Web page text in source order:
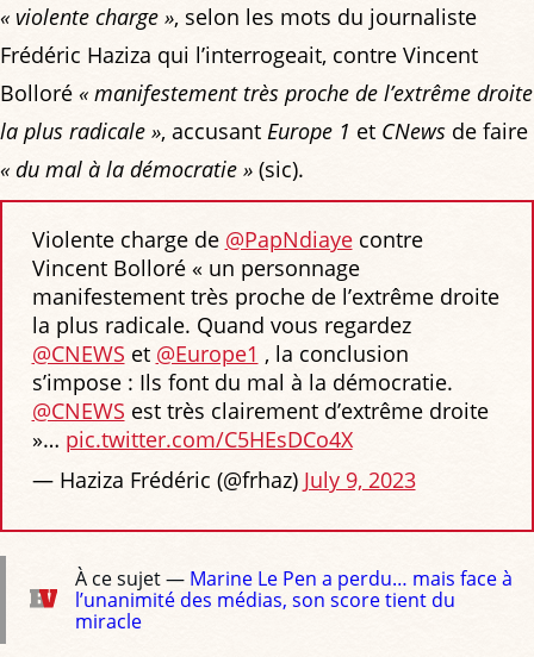
« violente charge », selon les mots du journaliste
Frédéric Haziza qui l’interrogeait, contre Vincent
Bolloré « manifestement très proche de l’extrême droite
la plus radicale », accusant Europe 1 et CNews de faire
« du mal à la démocratie » (sic).
Violente charge de @PapNdiayecontre
Vincent Bolloré « un personnage
manifestement très proche de l’extrême droite
la plus radicale. Quand vous regardez
@CNEWS et @Europe1 , la conclusion
s’impose : Ils font du mal à la démocratie.
@CNEWS est très clairement d’extrême droite
»… pic.twitter.com/C5HEsDCo4X
— Haziza Frédéric (@frhaz) July 9, 2023
À ce sujet — Marine Le Pen a perdu… mais face à
l’unanimité des médias, son score tient du
miracle